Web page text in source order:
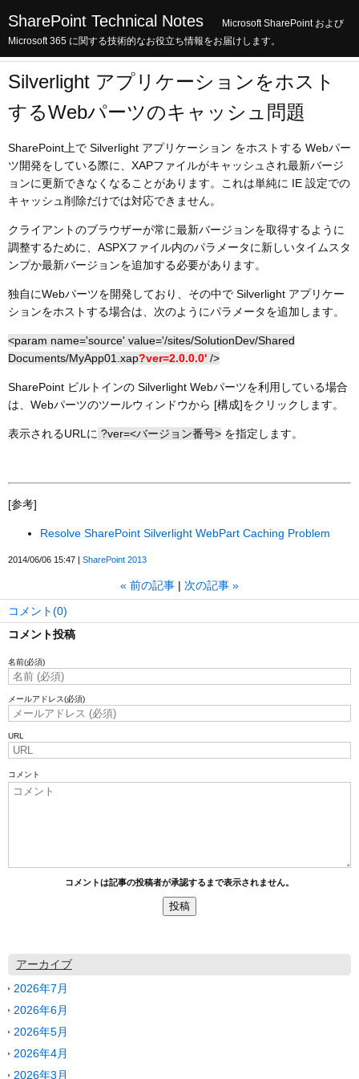
SharePoint Technical Notes
Microsoft SharePoint および
Microsoft 365 に関する技術的なお役立ち情報をお届けします。
Silverlight アプリケーションをホスト
するWebパーツのキャッシュ問題
SharePoint上で Silverlight アプリケーション をホストする Webパー
ツ開発をしている際に、XAPファイルがキャッシュされ最新バージ
ョンに更新できなくなることがあります。これは単純に IE 設定での
キャッシュ削除だけでは対応できません。
クライアントのブラウザーが常に最新バージョンを取得するように
調整するために、ASPXファイル内のパラメータに新しいタイムスタ
ンプか最新バージョンを追加する必要があります。
独自にWebパーツを開発しており、その中で Silverlight アプリケー
ションをホストする場合は、次のようにパラメータを追加します。
<param name='source' value='/sites/SolutionDev/Shared
Documents/MyApp01.xap?ver=2.0.0.0' />
SharePoint ビルトインの Silverlight Webパーツを利用している場合
は、Webパーツのツールウィンドウから [構成]をクリックします。
表示されるURLに ?ver=<バージョン番号> を指定します。
[参考]
Resolve SharePoint Silverlight WebPart Caching Problem
2014/06/06 15:47 SharePoint 2013
« 前の記事 次の記事 »
コメント(0)
コメント投稿
名前(必須)
メールアドレス(必須)
URL
コメント
コメントは記事の投稿者が承認するまで表示されません。
アーカイブ
2026年7月
2026年6月
2026年5月
2026年4月
2026年3月